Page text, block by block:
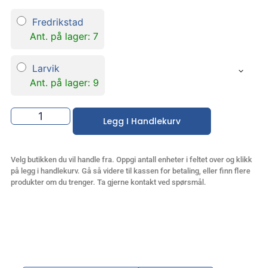
Fredrikstad
Ant. på lager: 7
Larvik
Ant. på lager: 9
Legg I Handlekurv
Velg butikken du vil handle fra. Oppgi antall enheter i feltet over og klikk
på legg i handlekurv. Gå så videre til kassen for betaling, eller finn flere
produkter om du trenger. Ta gjerne kontakt ved spørsmål.